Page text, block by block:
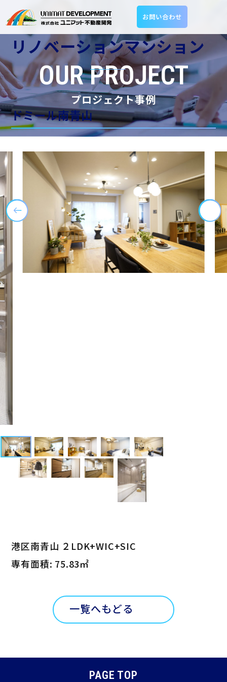
お問い合わせ
OUR PROJECT
プロジェクト事例
リノベーションマンション
ドミール南青山
港区南青山 ２LDK+WIC+SIC
専有面積: 75.83㎡
一覧へもどる
PAGE TOP